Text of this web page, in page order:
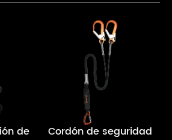
de
Cordón de seguridad